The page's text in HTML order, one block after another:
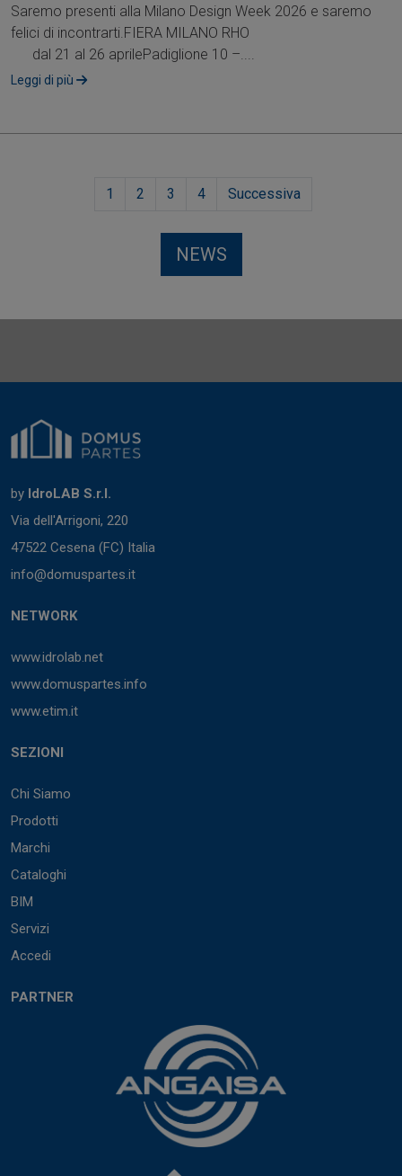
Saremo presenti alla Milano Design Week 2026 e saremo
felici di incontrarti.FIERA MILANO RHO
dal 21 al 26 aprilePadiglione 10 –....
Leggi di più
1 2 3 4 Successiva
NEWS
by IdroLAB S.r.l.
Via dell'Arrigoni, 220
47522 Cesena (FC) Italia
info@domuspartes.it
NETWORK
www.idrolab.net
www.domuspartes.info
www.etim.it
SEZIONI
Chi Siamo
Prodotti
Marchi
Cataloghi
BIM
Servizi
Accedi
PARTNER